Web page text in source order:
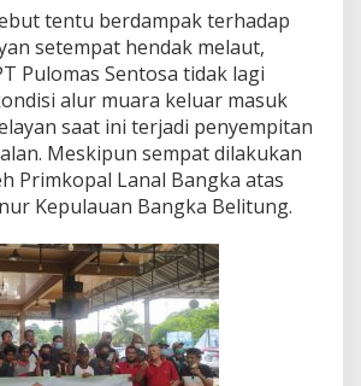
e
l
e
a
i
a
n
D
n
g
a
n
D
a
m
tentu berdampak terhadap
setempat hendak melaut,
Pulomas Sentosa tidak lagi
alur muara keluar masuk
saat ini terjadi penyempitan
Meskipun sempat dilakukan
Primkopal Lanal Bangka atas
Kepulauan Bangka Belitung.